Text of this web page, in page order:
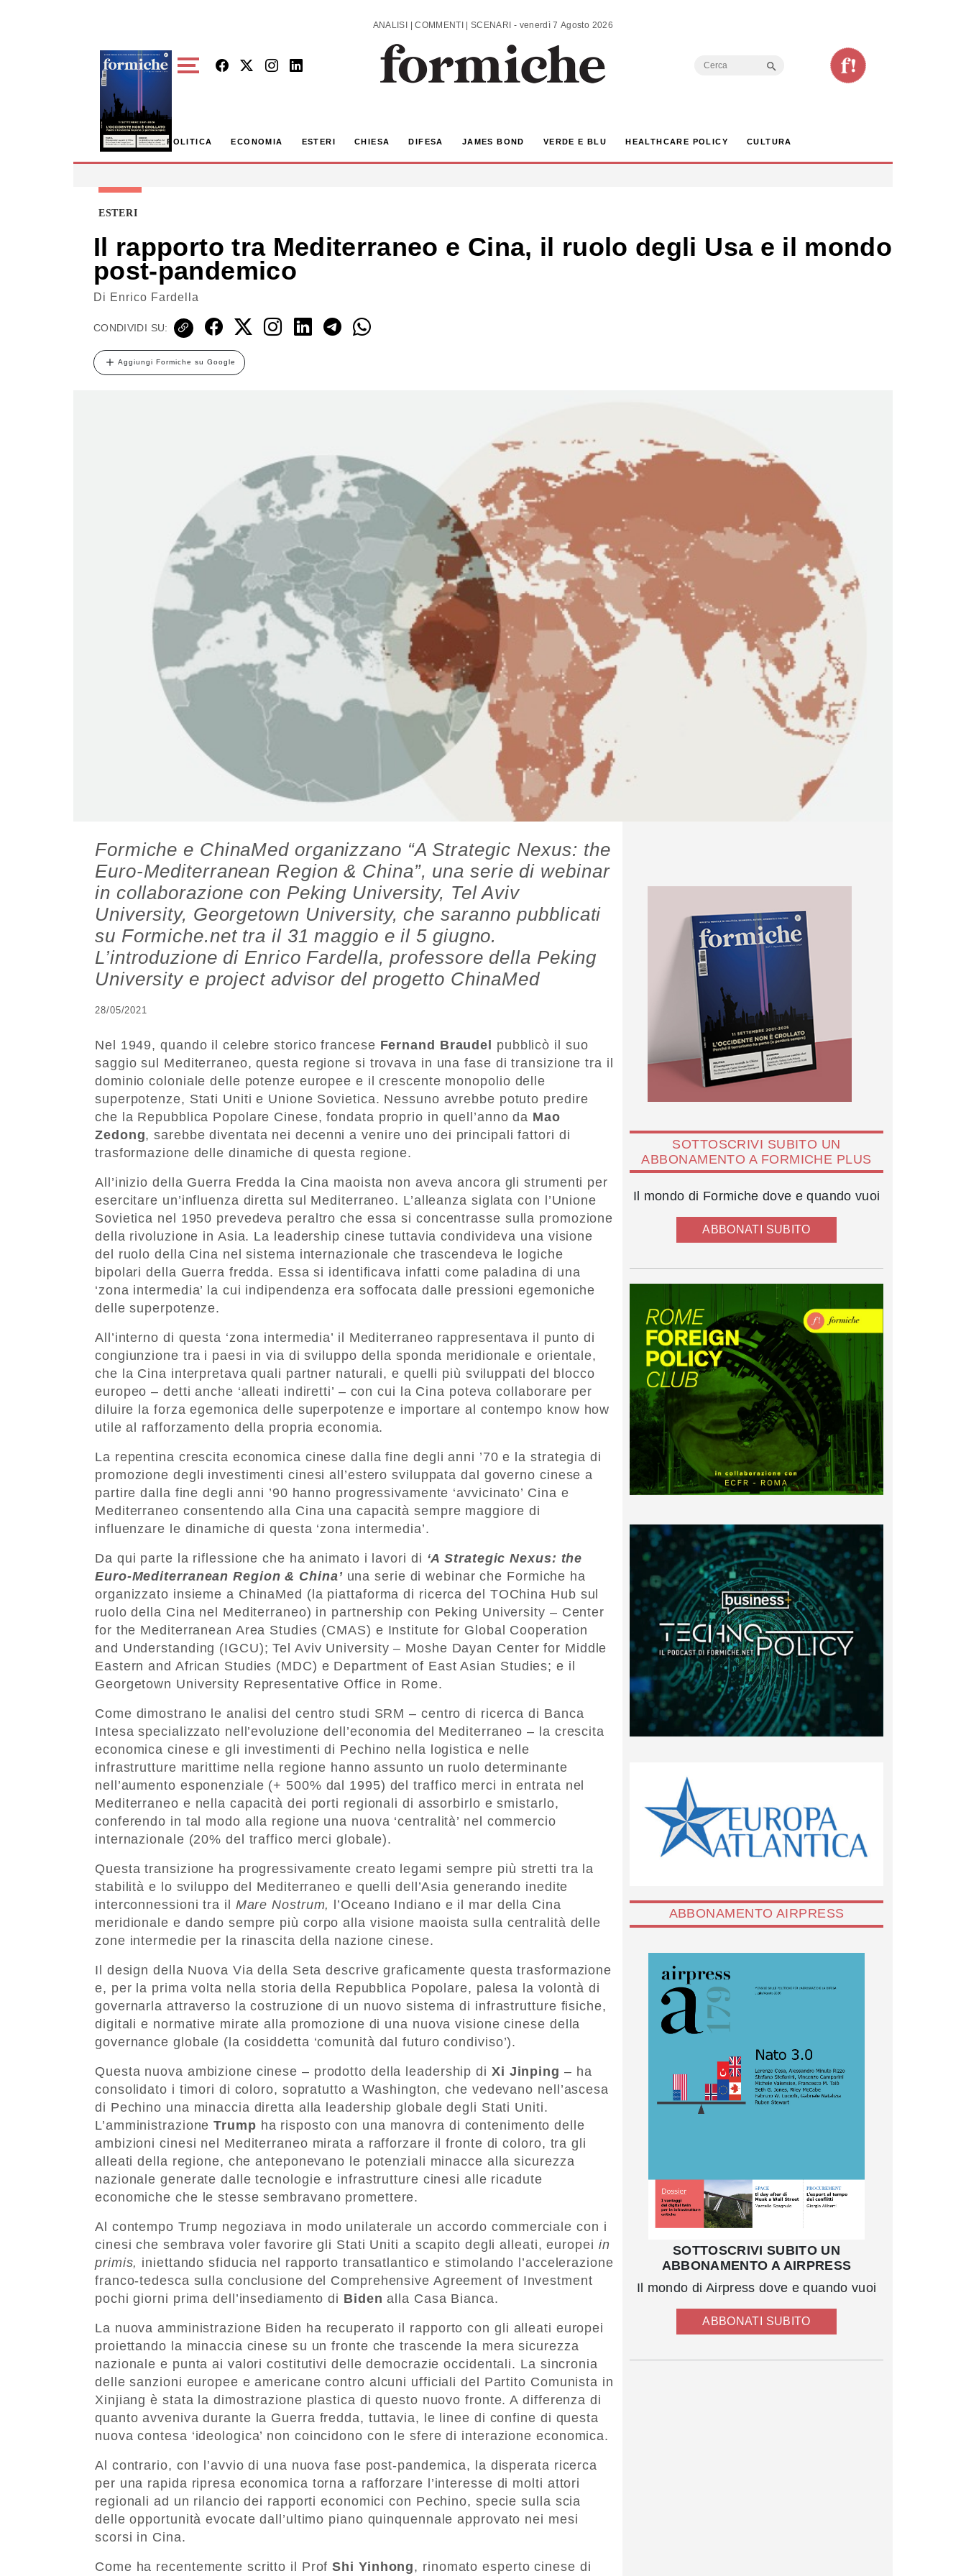
ANALISI | COMMENTI | SCENARI - venerdì 7 Agosto 2026
Search
POLITICA ECONOMIA ESTERI CHIESA DIFESA JAMES BOND VERDE E BLU HEALTHCARE POLICY CULTURA
ESTERI
Il rapporto tra Mediterraneo e Cina, il ruolo degli Usa e il mondo
post-pandemico
Di Enrico Fardella
CONDIVIDI SU:
Aggiungi Formiche su Google
Formiche e ChinaMed organizzano “A Strategic Nexus: the
Euro-Mediterranean Region & China”, una serie di webinar
in collaborazione con Peking University, Tel Aviv
University, Georgetown University, che saranno pubblicati
su Formiche.net tra il 31 maggio e il 5 giugno.
L’introduzione di Enrico Fardella, professore della Peking
University e project advisor del progetto ChinaMed
28/05/2021
Nel 1949, quando il celebre storico francese Fernand Braudel pubblicò il suo
saggio sul Mediterraneo, questa regione si trovava in una fase di transizione tra il
dominio coloniale delle potenze europee e il crescente monopolio delle
superpotenze, Stati Uniti e Unione Sovietica. Nessuno avrebbe potuto predire
che la Repubblica Popolare Cinese, fondata proprio in quell’anno da Mao
Zedong, sarebbe diventata nei decenni a venire uno dei principali fattori di
trasformazione delle dinamiche di questa regione.
All’inizio della Guerra Fredda la Cina maoista non aveva ancora gli strumenti per
esercitare un’influenza diretta sul Mediterraneo. L’alleanza siglata con l’Unione
Sovietica nel 1950 prevedeva peraltro che essa si concentrasse sulla promozione
della rivoluzione in Asia. La leadership cinese tuttavia condivideva una visione
del ruolo della Cina nel sistema internazionale che trascendeva le logiche
bipolari della Guerra fredda. Essa si identificava infatti come paladina di una
‘zona intermedia’ la cui indipendenza era soffocata dalle pressioni egemoniche
delle superpotenze.
All’interno di questa ‘zona intermedia’ il Mediterraneo rappresentava il punto di
congiunzione tra i paesi in via di sviluppo della sponda meridionale e orientale,
che la Cina interpretava quali partner naturali, e quelli più sviluppati del blocco
europeo – detti anche ‘alleati indiretti’ – con cui la Cina poteva collaborare per
diluire la forza egemonica delle superpotenze e importare al contempo know how
utile al rafforzamento della propria economia.
La repentina crescita economica cinese dalla fine degli anni ’70 e la strategia di
promozione degli investimenti cinesi all’estero sviluppata dal governo cinese a
partire dalla fine degli anni ’90 hanno progressivamente ‘avvicinato’ Cina e
Mediterraneo consentendo alla Cina una capacità sempre maggiore di
influenzare le dinamiche di questa ‘zona intermedia’.
Da qui parte la riflessione che ha animato i lavori di ‘A Strategic Nexus: the
Euro-Mediterranean Region & China’ una serie di webinar che Formiche ha
organizzato insieme a ChinaMed (la piattaforma di ricerca del TOChina Hub sul
ruolo della Cina nel Mediterraneo) in partnership con Peking University – Center
for the Mediterranean Area Studies (CMAS) e Institute for Global Cooperation
and Understanding (IGCU); Tel Aviv University – Moshe Dayan Center for Middle
Eastern and African Studies (MDC) e Department of East Asian Studies; e il
Georgetown University Representative Office in Rome.
Come dimostrano le analisi del centro studi SRM – centro di ricerca di Banca
Intesa specializzato nell’evoluzione dell’economia del Mediterraneo – la crescita
economica cinese e gli investimenti di Pechino nella logistica e nelle
infrastrutture marittime nella regione hanno assunto un ruolo determinante
nell’aumento esponenziale (+ 500% dal 1995) del traffico merci in entrata nel
Mediterraneo e nella capacità dei porti regionali di assorbirlo e smistarlo,
conferendo in tal modo alla regione una nuova ‘centralità’ nel commercio
internazionale (20% del traffico merci globale).
Questa transizione ha progressivamente creato legami sempre più stretti tra la
stabilità e lo sviluppo del Mediterraneo e quelli dell’Asia generando inedite
interconnessioni tra il Mare Nostrum, l’Oceano Indiano e il mar della Cina
meridionale e dando sempre più corpo alla visione maoista sulla centralità delle
zone intermedie per la rinascita della nazione cinese.
Il design della Nuova Via della Seta descrive graficamente questa trasformazione
e, per la prima volta nella storia della Repubblica Popolare, palesa la volontà di
governarla attraverso la costruzione di un nuovo sistema di infrastrutture fisiche,
digitali e normative mirate alla promozione di una nuova visione cinese della
governance globale (la cosiddetta ‘comunità dal futuro condiviso’).
Questa nuova ambizione cinese – prodotto della leadership di Xi Jinping – ha
consolidato i timori di coloro, sopratutto a Washington, che vedevano nell’ascesa
di Pechino una minaccia diretta alla leadership globale degli Stati Uniti.
L’amministrazioneTrump ha risposto con una manovra di contenimento delle
ambizioni cinesi nel Mediterraneo mirata a rafforzare il fronte di coloro, tra gli
alleati della regione, che anteponevano le potenziali minacce alla sicurezza
nazionale generate dalle tecnologie e infrastrutture cinesi alle ricadute
economiche che le stesse sembravano promettere.
Al contempo Trump negoziava in modo unilaterale un accordo commerciale con i
cinesi che sembrava voler favorire gli Stati Uniti a scapito degli alleati, europei in
primis, iniettando sfiducia nel rapporto transatlantico e stimolando l’accelerazione
franco-tedesca sulla conclusione del Comprehensive Agreement of Investment
pochi giorni prima dell’insediamento di Biden alla Casa Bianca.
La nuova amministrazione Biden ha recuperato il rapporto con gli alleati europei
proiettando la minaccia cinese su un fronte che trascende la mera sicurezza
nazionale e punta ai valori costitutivi delle democrazie occidentali. La sincronia
delle sanzioni europee e americane contro alcuni ufficiali del Partito Comunista in
Xinjiang è stata la dimostrazione plastica di questo nuovo fronte. A differenza di
quanto avveniva durante la Guerra fredda, tuttavia, le linee di confine di questa
nuova contesa ‘ideologica’ non coincidono con le sfere di interazione economica.
Al contrario, con l’avvio di una nuova fase post-pandemica, la disperata ricerca
per una rapida ripresa economica torna a rafforzare l’interesse di molti attori
regionali ad un rilancio dei rapporti economici con Pechino, specie sulla scia
delle opportunità evocate dall’ultimo piano quinquennale approvato nei mesi
scorsi in Cina.
Come ha recentemente scritto il ProfShi Yinhong, rinomato esperto cinese di
SOTTOSCRIVI SUBITO UN
ABBONAMENTO A FORMICHE PLUS
Il mondo di Formiche dove e quando vuoi
ABBONATI SUBITO
ABBONAMENTO AIRPRESS
SOTTOSCRIVI SUBITO UN
ABBONAMENTO A AIRPRESS
Il mondo di Airpress dove e quando vuoi
ABBONATI SUBITO